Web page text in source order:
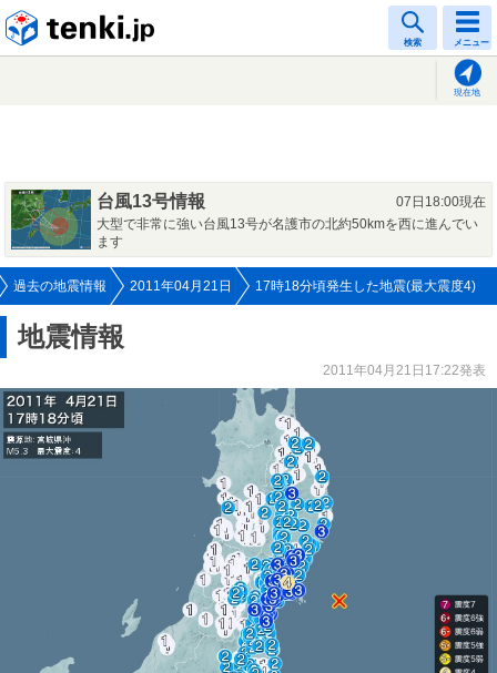
検索 メニュー
現在地
台風13号情報
07日18:00現在
大型で非常に強い台風13号が名護市の北約50kmを西に進んでい
ます
過去の地震情報 2011年04月21日 17時18分頃発生した地震(最大震度4)
地震情報
2011年04月21日17:22発表